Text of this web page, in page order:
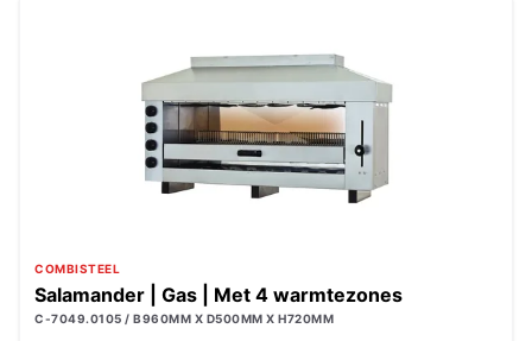
COMBISTEEL
Salamander | Gas | Met 4 warmtezones
C-7049.0105 / B960MM X D500MM X H720MM